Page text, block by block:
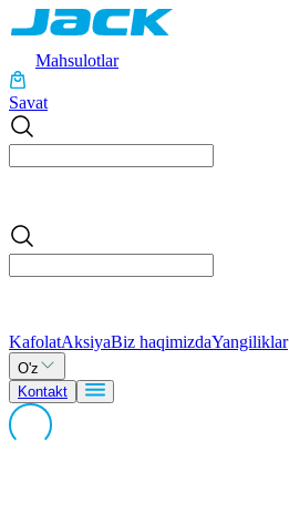
Mahsulotlar
Savat
KafolatAksiyaBiz haqimizdaYangiliklar
O'z
Kontakt